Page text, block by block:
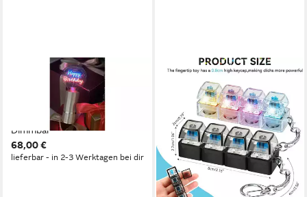
FITZ ART & LIGHT GMBH & CO.
LED-Leuchtmittel AMPOULE
HAPPY BIRTHDAY, Blau Pink,
Dimmbar
68,00 €
lieferbar - in 2-3 Werktagen bei dir